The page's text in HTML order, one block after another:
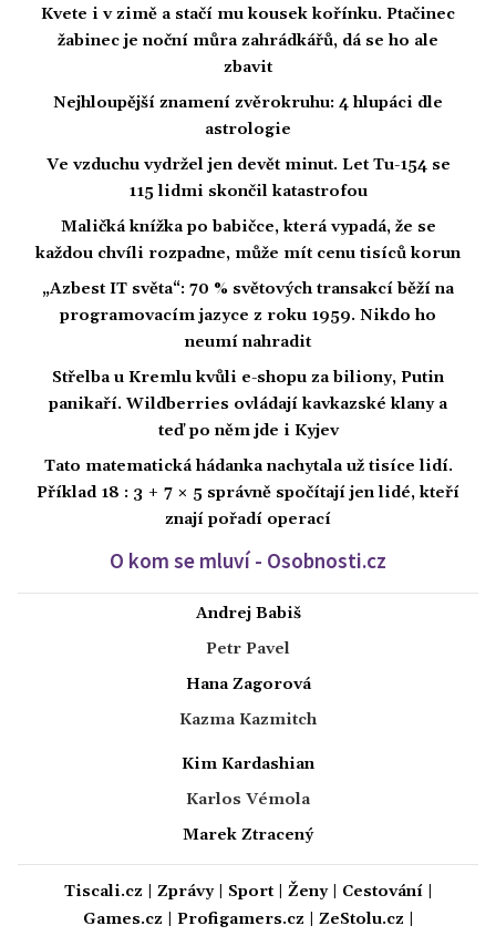
Kvete i v zimě a stačí mu kousek kořínku. Ptačinec
žabinec je noční můra zahrádkářů, dá se ho ale
zbavit
Nejhloupější znamení zvěrokruhu: 4 hlupáci dle
astrologie
Ve vzduchu vydržel jen devět minut. Let Tu-154 se
115 lidmi skončil katastrofou
Maličká knížka po babičce, která vypadá, že se
každou chvíli rozpadne, může mít cenu tisíců korun
„Azbest IT světa“: 70 % světových transakcí běží na
programovacím jazyce z roku 1959. Nikdo ho
neumí nahradit
Střelba u Kremlu kvůli e-shopu za biliony, Putin
panikaří. Wildberries ovládají kavkazské klany a
teď po něm jde i Kyjev
Tato matematická hádanka nachytala už tisíce lidí.
Příklad 18 : 3 + 7 × 5 správně spočítají jen lidé, kteří
znají pořadí operací
O kom se mluví - Osobnosti.cz
Andrej Babiš
Petr Pavel
Hana Zagorová
Kazma Kazmitch
Kim Kardashian
Karlos Vémola
Marek Ztracený
Tiscali.cz Zprávy| Sport| Ženy| Cestování|
Games.cz
Profigamers.cz ZeStolu.cz